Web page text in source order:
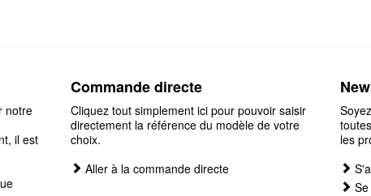
notre
il est
Commande directe
Cliquez tout simplement ici pour pouvoir saisir
directement la référence du modèle de votre
choix.
Aller à la commande directe
les